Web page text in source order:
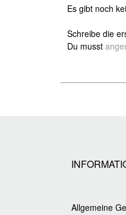
Es gibt noch
Schreibe die
Du musst
Allgemeine